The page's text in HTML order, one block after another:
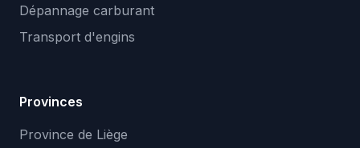
Dépannage carburant
Transport d'engins
Provinces
Province de Liège